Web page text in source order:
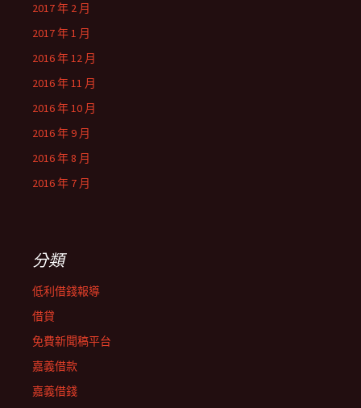
2017 年 2 月
2017 年 1 月
2016 年 12 月
2016 年 11 月
2016 年 10 月
2016 年 9 月
2016 年 8 月
2016 年 7 月
分類
低利借錢報導
借貸
免費新聞稿平台
嘉義借款
嘉義借錢